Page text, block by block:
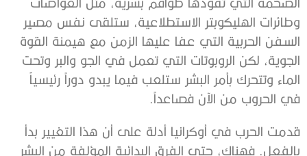
وطائرات الهليكوبتر الاستطلاعية، ستلقى نفس مصير
السفن الحربية التي عفا عليها الزمن مع هيمنة القوة
الجوية، لكن الروبوتات التي تعمل في الجو والبر وتحت
الماء وتتحرك بأمر البشر ستلعب فيما يبدو دوراً رئيسياً
في الحروب من الآن فصاعداً.
قدمت الحرب في أوكرانيا أدلة على أن هذا التغيير بدأ
بالفعل. فهناك، حتى الفرق البدائية المؤلفة من البشر